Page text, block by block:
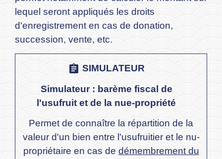
lequel seront appliqués les droits
d'enregistrement en cas de donation,
succession, vente, etc.
assignment SIMULATEUR
Simulateur : barème fiscal de
l'usufruit et de la nue-propriété
Permet de connaître la répartition de la
valeur d'un bien entre l'usufruitier et le nu-
propriétaire en cas de démembrement du